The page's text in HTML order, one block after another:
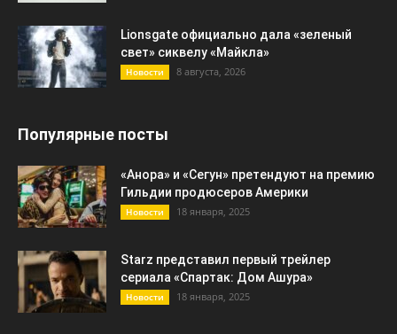
Lionsgate официально дала «зеленый
свет» сиквелу «Майкла»
Новости 8 августа, 2026
Популярные посты
«Анора» и «Сегун» претендуют на премию
Гильдии продюсеров Америки
Новости 18 января, 2025
Starz представил первый трейлер
сериала «Спартак: Дом Ашура»
Новости 18 января, 2025